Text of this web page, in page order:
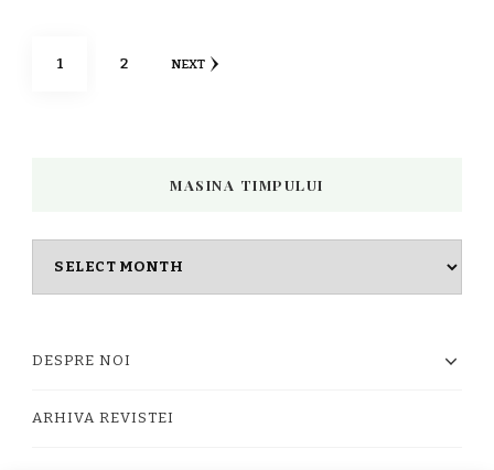
Posts
PAGE
1 PAGE
2 NEXT
MASINA TIMPULUI
DESPRE NOI
ARHIVA REVISTEI